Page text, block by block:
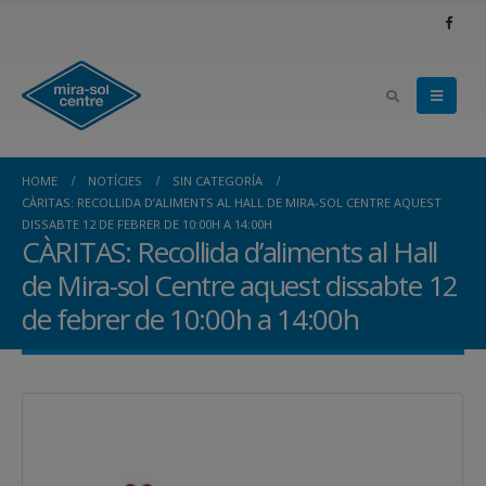
HOME NOTÍCIES
SIN CATEGORÍA
CÀRITAS: RECOLLIDA D’ALIMENTS AL HALL DE MIRA-SOL CENTRE AQUEST
DISSABTE 12 DE FEBRER DE 10:00H A 14:00H
CÀRITAS: Recollida d’aliments al Hall
de Mira-sol Centre aquest dissabte 12
de febrer de 10:00h a 14:00h